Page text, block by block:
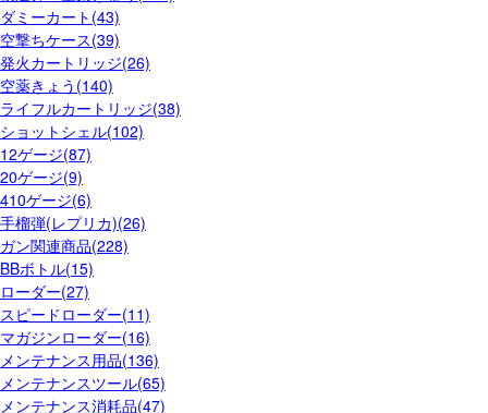
ダミーカート(43)
空撃ちケース(39)
発火カートリッジ(26)
空薬きょう(140)
ライフルカートリッジ(38)
ショットシェル(102)
12ゲージ(87)
20ゲージ(9)
410ゲージ(6)
手榴弾(レプリカ)(26)
ガン関連商品(228)
BBボトル(15)
ローダー(27)
スピードローダー(11)
マガジンローダー(16)
メンテナンス用品(136)
メンテナンスツール(65)
メンテナンス消耗品(47)